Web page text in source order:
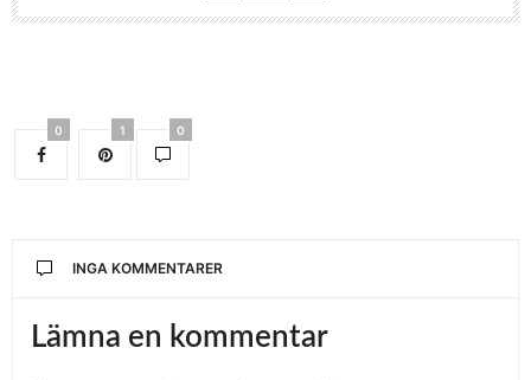
0 1 0
INGA KOMMENTARER
Lämna en kommentar